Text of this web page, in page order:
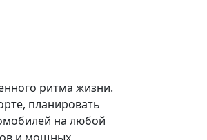
ритма жизни.
планировать
на любой